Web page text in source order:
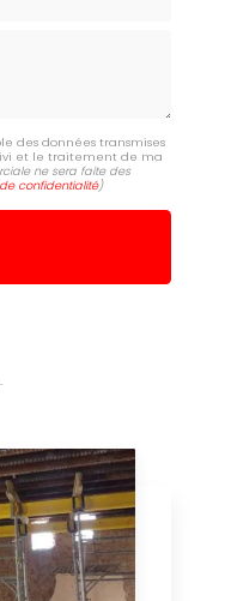
des données transmises
et le traitement de ma
ne sera faite des
confidentialité)